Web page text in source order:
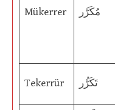
Mükerrer مُكَرَّر
Tekerrür تَكَرُّر